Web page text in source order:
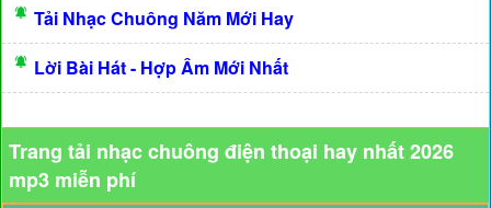
Tải Nhạc Chuông Năm Mới Hay
Lời Bài Hát - Hợp Âm Mới Nhất
Trang tải nhạc chuông điện thoại hay nhất 2026
mp3 miễn phí